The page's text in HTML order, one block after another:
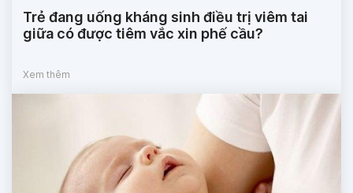
Trẻ đang uống kháng sinh điều trị viêm tai
giữa có được tiêm vắc xin phế cầu?
Xem thêm